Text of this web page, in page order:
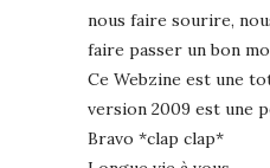
nous faire sourire,
faire passer un bon
Ce Webzine est une
version 2009 est une
Bravo *clap clap*